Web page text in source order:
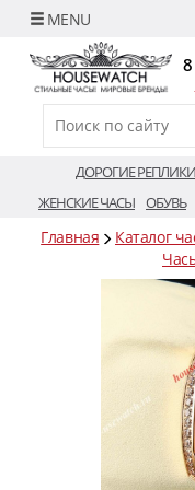
ДОРОГИЕ РЕПЛИКИ
ЖЕНСКИЕ ЧАСЫ ОБУВЬ
Главная Каталог